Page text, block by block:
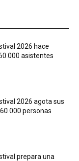
2026 hace
asistentes
2026 agota sus
personas
prepara una